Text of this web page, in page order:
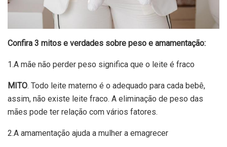
Confira 3 mitos e verdades sobre peso e amamentação:
1.A mãe não perder peso significa que o leite é fraco
MITO. Todo leite materno é o adequado para cada bebê,
assim, não existe leite fraco. A eliminação de peso das
mães pode ter relação com vários fatores.
2.A amamentação ajuda a mulher a emagrecer